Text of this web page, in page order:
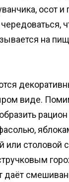
осот
на
виде.
или столовой
даёт